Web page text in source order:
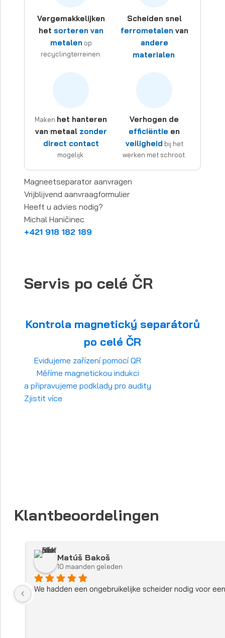
Vergemakkelijken
het sorteren van
metalen op
recyclingterreinen.
Scheiden snel
ferrometalen van
andere
materialen
Maken het hanteren
van metaal zonder
direct contact
mogelijk.
Verhogen de
efficiëntie en
veiligheid bij het
werken met schroot.
Magneetseparator aanvragen
Vrijblijvend aanvraagformulier
Heeft u advies nodig?
Michal Haničinec
+421 918 182 189
Servis po celé ČR
Kontrola magnetický separátorů
po celé ČR
Evidujeme zařízení pomocí QR
Měříme magnetickou indukci
a připravujeme podklady pro audity
Zjistit více
Klantbeoordelingen
Matúš Bakoš
10 maanden geleden
We hadden een ongebruikelijke scheider nodig voor